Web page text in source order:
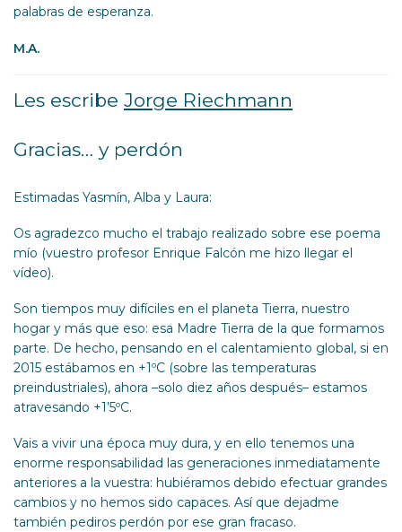
palabras de esperanza.
M.A.
Les escribe Jorge Riechmann
Gracias… y perdón
Estimadas Yasmín, Alba y Laura:
Os agradezco mucho el trabajo realizado sobre ese poema
mío (vuestro profesor Enrique Falcón me hizo llegar el
vídeo).
Son tiempos muy difíciles en el planeta Tierra, nuestro
hogar y más que eso: esa Madre Tierra de la que formamos
parte. De hecho, pensando en el calentamiento global, si en
2015 estábamos en +1ºC (sobre las temperaturas
preindustriales), ahora –solo diez años después– estamos
atravesando +1’5ºC.
Vais a vivir una época muy dura, y en ello tenemos una
enorme responsabilidad las generaciones inmediatamente
anteriores a la vuestra: hubiéramos debido efectuar grandes
cambios y no hemos sido capaces. Así que dejadme
también pediros perdón por ese gran fracaso.